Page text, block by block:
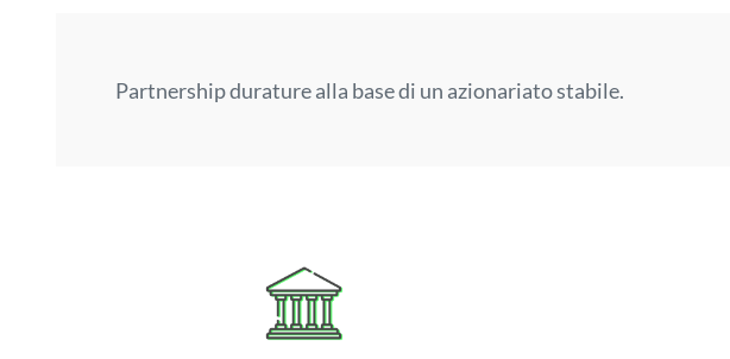
Partnership durature alla base di un azionariato stabile.